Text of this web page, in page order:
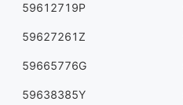
59612719P
59627261Z
59665776G
59638385Y